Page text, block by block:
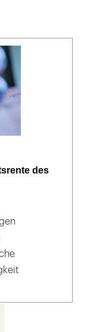
des